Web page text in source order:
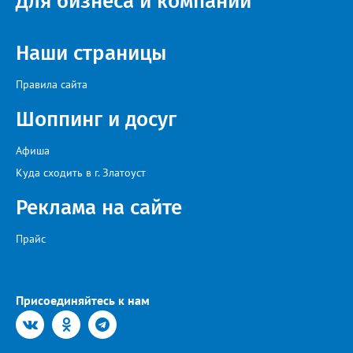
Наши страницы
Правила сайта
Шоппинг и досуг
Афиша
Куда сходить в г. Златоуст
Реклама на сайте
Прайс
Присоединяйтесь к нам